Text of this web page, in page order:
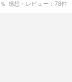
％ 感想・レビュー 78件